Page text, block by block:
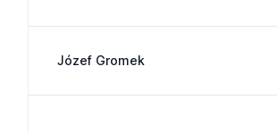
Józef Gromek